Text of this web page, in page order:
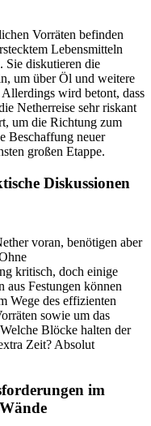
Vorräten befinden
Lebensmitteln
Sie diskutieren die
um über Öl und weitere
wird betont, dass
Netherreise sehr riskant
um die Richtung zum
Beschaffung neuer
großen Etappe.
Diskussionen
voran, benötigen aber
kritisch, doch einige
Festungen können
Wege des effizienten
sowie um das
Blöcke halten der
Zeit? Absolut
im